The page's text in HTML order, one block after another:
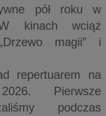
pół roku w
kinach wciąż
magii” i
repertuarem na
Pierwsze
podczas